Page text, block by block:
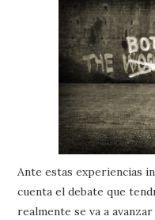
Ante estas experiencias
cuenta el debate que
realmente se va a